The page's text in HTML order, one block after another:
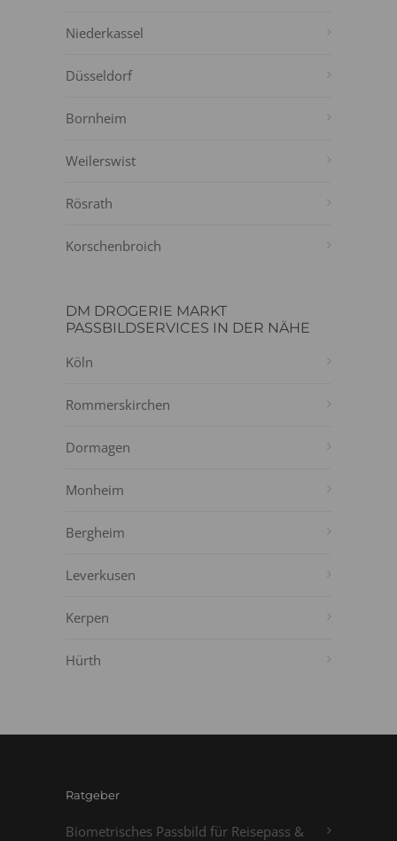
Niederkassel
Düsseldorf
Bornheim
Weilerswist
Rösrath
Korschenbroich
DM DROGERIE MARKT
PASSBILDSERVICES IN DER NÄHE
Köln
Rommerskirchen
Dormagen
Monheim
Bergheim
Leverkusen
Kerpen
Hürth
Ratgeber
Biometrisches Passbild für Reisepass &